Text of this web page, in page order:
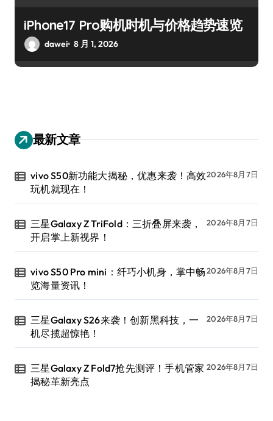
iPhone17 Pro购机时机与价格趋势速览
dawei 8 月 1, 2026
最新文章
vivo S50新功能大揭秘，优惠来袭！高效
玩机就现在！
2026年8月7日
三星Galaxy Z TriFold：三折叠屏来袭，
开启掌上新视界！
2026年8月7日
vivo S50 Pro mini：纤巧小机身，掌中畅
览海量资讯！
2026年8月7日
三星Galaxy S26来袭！创新黑科技，一
机尽揽超惊艳！
2026年8月7日
三星Galaxy Z Fold7抢先测评！手机管家
揭秘革新亮点
2026年8月7日